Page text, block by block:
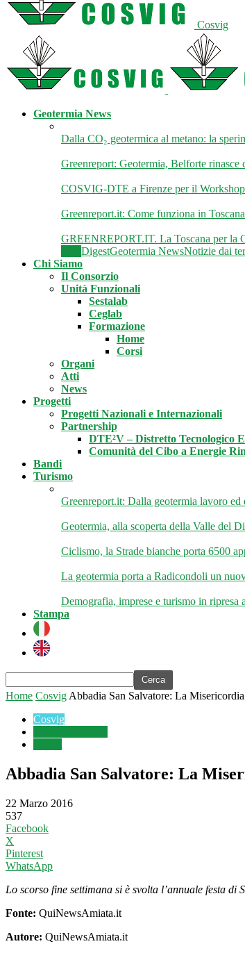
Cosvig
Geotermia News
Dalla CO₂ geotermica al metano: la
Greenreport: Geotermia, Belforte
COSVIG-DTE a Firenze per il
Greenreport.it: Come funziona in
GREENREPORT.IT. La Toscana per la
DigestGeotermia NewsNotizie dai
Chi Siamo
Il Consorzio
Unità Funzionali
Sestalab
Ceglab
Formazione
Home
Corsi
Organi
Atti
News
Progetti
Progetti Nazionali e Internazionali
Partnership
DTE²V – Distretto Tecnologico
Comunità del Cibo a Energie
Bandi
Turismo
Greenreport.it: Dalla geotermia lavoro
Geotermia, alla scoperta della Valle del
Ciclismo, la Strade bianche porta 6500
La geotermia porta a Radicondoli un
Demografia, imprese e turismo in ripresa
Stampa
Home Cosvig Abbadia San Salvatore: La
Cosvig
Abbadia San Salvatore: La
22 Marzo 2016
537
Facebook
X
Pinterest
WhatsApp
Lo scorso fine settimana si è svolta l’annuale festa
Fonte: QuiNewsAmiata.it
Autore: QuiNewsAmiata.it